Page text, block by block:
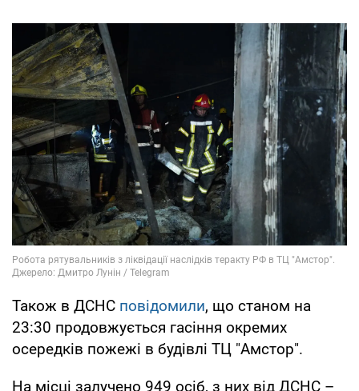
Також в ДСНС повідомили, що станом на
23:30 продовжується гасіння окремих
осередків пожежі в будівлі ТЦ "Амстор".
На місці залучено 949 осіб, з них від ДСНС –